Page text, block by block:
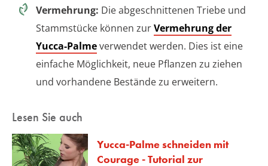
Vermehrung: Die abgeschnittenen Triebe und
Stammstücke können zurVermehrung der
Yucca-Palmeverwendet werden. Dies ist eine
einfache Möglichkeit, neue Pflanzen zu ziehen
und vorhandene Bestände zu erweitern.
Lesen Sie auch
Yucca-Palme schneiden mit
Courage - Tutorial zur